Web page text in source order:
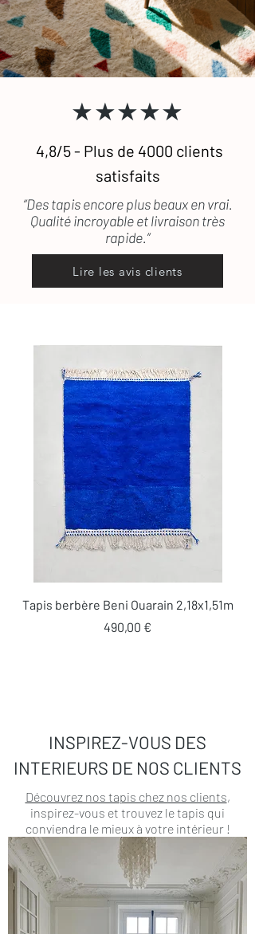
★★★★★
4,8/5 - Plus de 4000 clients
satisfaits
“Des tapis encore plus beaux en vrai.
Qualité incroyable et livraison très
rapide.”
Lire les avis clients
Tapis berbère Beni Ouarain 2,18x1,51m
Prix
490,00 €
INSPIREZ-VOUS DES
INTERIEURS DE NOS CLIENTS
Découvrez nos tapis chez nos clients,
inspirez-vous et trouvez le tapis qui
conviendra le mieux à votre intérieur !